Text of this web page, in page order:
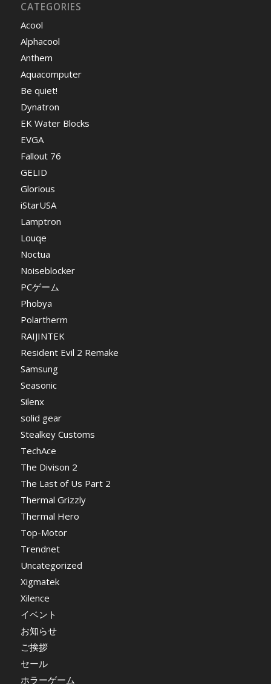
CATEGORIES
Acool
Alphacool
Anthem
Aquacomputer
Be quiet!
Dynatron
EK Water Blocks
EVGA
Fallout 76
GELID
Glorious
iStarUSA
Lamptron
Louqe
Noctua
Noiseblocker
PCゲーム
Phobya
Polartherm
RAIJINTEK
Resident Evil 2 Remake
Samsung
Seasonic
Silenx
solid gear
Stealkey Customs
TechAce
The Divison 2
The Last of Us Part 2
Thermal Grizzly
Thermal Hero
Top-Motor
Trendnet
Uncategorized
Xigmatek
Xilence
イベント
お知らせ
ご挨拶
セール
ホラーゲーム